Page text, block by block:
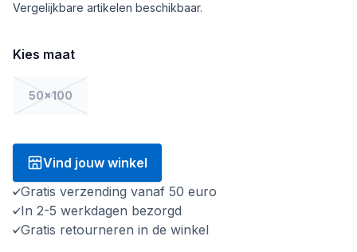
Vergelijkbare artikelen beschikbaar.
Kies maat
50x100
Vind jouw winkel
Gratis verzending vanaf 50 euro
In 2-5 werkdagen bezorgd
Gratis retourneren in de winkel